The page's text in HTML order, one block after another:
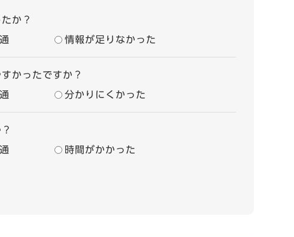
か？
情報が足りなかった
かったですか？
分かりにくかった
時間がかかった